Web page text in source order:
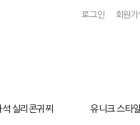
로그인 회원가
석 실리콘귀찌 유니크 스타일